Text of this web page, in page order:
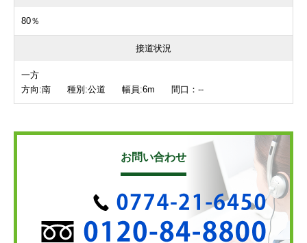
80％
接道状況
一方
方向:南 種別:公道 幅員:6m 間口：--
お問い合わせ